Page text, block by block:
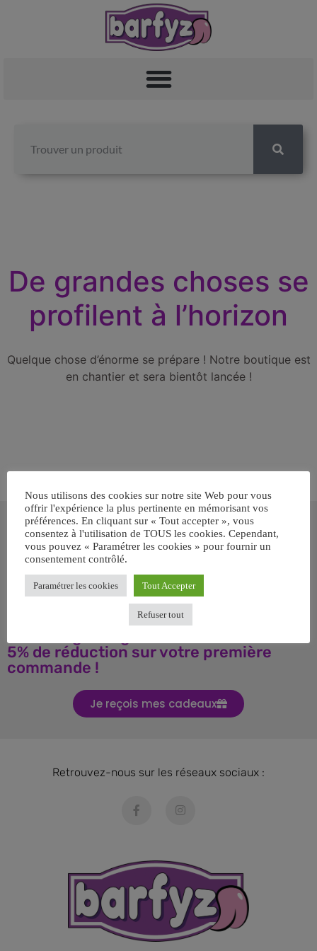
De grandes choses se
profilent à l’horizon
Quelque chose d’énorme se prépare ! Notre boutique est
en chantier et sera bientôt lancée !
Inscrivez-vous gratuitement pour
recevoir votre guide BARF gratuit !
Vous voulez savoir comment bien nourrir votre chien ou chat
avec le BARF ? Inscrivez-vous pour recevoir
GRATUIT SUR LE BARF EN PDF immédiatement
5% de réduction sur votre première
commande !
Je reçois mes cadeaux
Retrouvez-nous sur les réseaux sociaux :
Nous utilisons des cookies sur notre site Web pour vous
offrir l'expérience la plus pertinente en mémorisant vos
préférences. En cliquant sur « Tout accepter », vous
consentez à l'utilisation de TOUS les cookies. Cependant,
vous pouvez « Paramétrer les cookies » pour fournir un
consentement contrôlé.
Paramétrer les cookies Tout Accepter
Refuser tout